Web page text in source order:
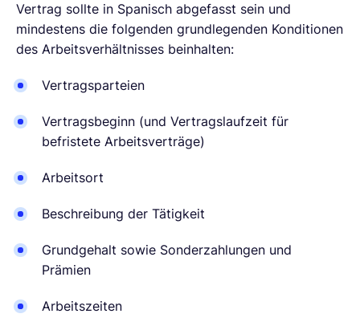
Vertrag sollte in Spanisch abgefasst sein und
mindestens die folgenden grundlegenden Konditionen
des Arbeitsverhältnisses beinhalten:
Vertragsparteien
Vertragsbeginn (und Vertragslaufzeit für
befristete Arbeitsverträge)
Arbeitsort
Beschreibung der Tätigkeit
Grundgehalt sowie Sonderzahlungen und
Prämien
Arbeitszeiten